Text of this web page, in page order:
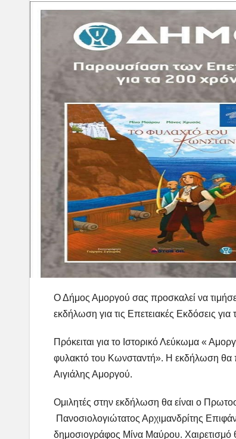
Ο Δήμος Αμοργού σας προσκαλεί να
εκδήλωση για τις Επετειακές Εκδόσεις
Πρόκειται για το Ιστορικό Λεύκωμα «
φυλακτό του Κωνσταντή». Η εκδήλωση θα
Αιγιάλης Αμοργού.
Ομιλητές στην εκδήλωση θα είναι o
Πανοσιολογιώτατος Αρχιμανδρίτης
δημοσιογράφος Μίνα Μαύρου.